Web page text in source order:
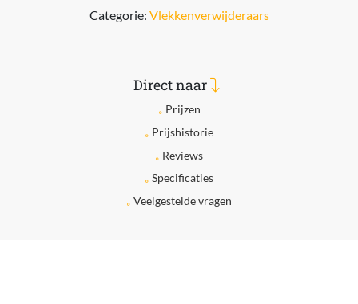
Categorie: Vlekkenverwijderaars
Direct naar
Prijzen
Prijshistorie
Reviews
Specificaties
Veelgestelde vragen